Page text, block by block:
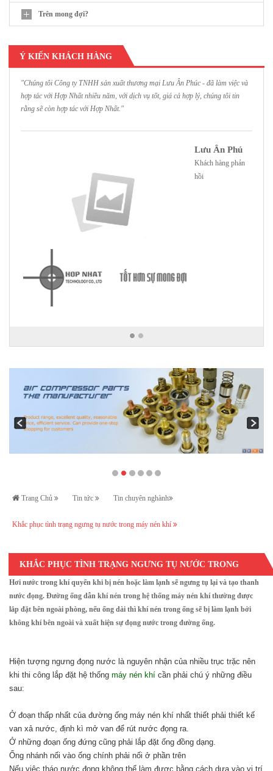
Trên mong đợi?
Ý KIẾN KHÁCH HÀNG
"Chúng tôi Công ty TNHH sản xuất thương mại Lưu Ân Phúc - đã làm việc và
hợp tác với Hợp Nhất nhiều năm, với dịch vụ tốt, giá cả hợp lý, chúng tôi tin
rằng sẽ còn hợp tác với Hợp Nhất."
Lưu Ân Phú
Khách hàng phản
hồi
Trang Chủ Tin tức Tin chuyên nghành
Khắc phục tình trạng ngưng tụ nước trong máy nén khí
KHẮC PHỤC TÌNH TRẠNG NGƯNG TỤ NƯỚC TRONG
MÁY NÉN KHÍ
Hơi nước trong khí quyển khi bị nén hoặc làm lạnh sẽ ngưng tụ lại và tạo thanh
nước đọng. Đường ống dẫn khí nén trong hệ thống máy nén khí thường được
lắp đặt bên ngoài phòng, nếu ống dài thì khí nén trong ống sẽ bị làm lạnh bởi
không khí bên ngoài và xuất hiện sự đọng nước trong đường ống.
Hiện tượng ngưng đọng nước là nguyên nhận của nhiều trục trặc nên
khi thi công lắp đặt hệ thống máy nén khí cần phải chú ý những điều
sau:
Ở đoạn thấp nhất của đường ống máy nén khí nhất thiết phải thiết kế
van xả nước, định kì mở van để rút nước đọng ra.
Ở những đoạn ống đứng cũng phải lắp đặt ống đồng dạng.
Ống nhánh nối vào ống chính phải nối ở phần trên
Nếu việc tháo nước đọng không thể làm được bằng cách dựa vào vị trí